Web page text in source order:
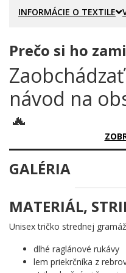
INFORMÁCIE O TEXTILE
Prečo si ho
návod na
🔥
Existujú ľudia, ktorí si
treba zaobchádzať podľa
Prečo je
Potlač geniálne
lenže namiesto pokynov pre
skutočného človeka.
85°, po bokoch sa skvel
GALÉRIA
MATERIÁL,
Unisex tričko strednej
dlhé raglánové rukávy
lem priekrčníka z